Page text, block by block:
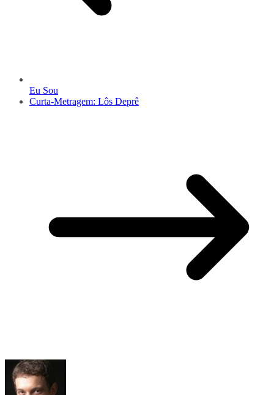
Eu Sou
Curta-Metragem: Lôs Deprê